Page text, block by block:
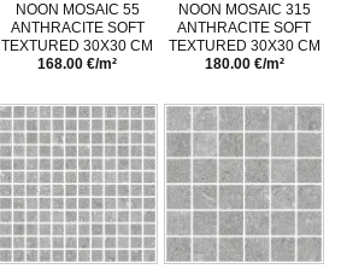
NOON MOSAIC 55
ANTHRACITE SOFT
TEXTURED 30X30 CM
168.00 €/m²
NOON MOSAIC 315
ANTHRACITE SOFT
TEXTURED 30X30 CM
180.00 €/m²